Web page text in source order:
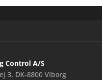
Control A/S
3, DK-8800 Viborg